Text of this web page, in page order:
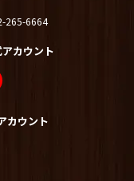
265-6664
カウント
事務所（@sakurasogolaw
合法律事務所 | Facebook
さくら総合法律事務所 -
カウント
璃（@fpsakurasogo）さん
てみどり先生【公式LINE】